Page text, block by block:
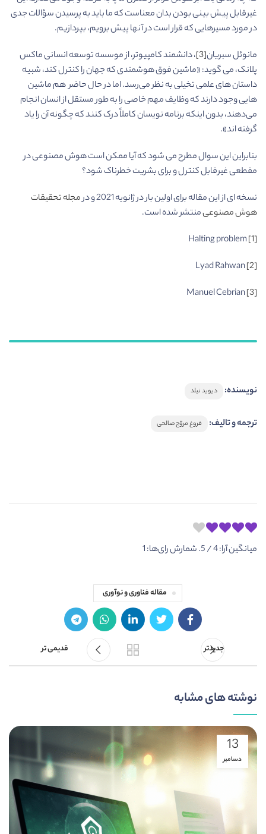
غیرقابل پیش بینی بودن بدان معناست که ما باید به پرسیدن سؤالات جدی
در مورد مسیرهایی که قرار است در آنها پیش برویم، بپردازیم.
مانوئل سبریان[3] ، دانشمند کامپیوتر، از موسسه توسعه انسانی ماکس
پلانک، می گوید: «ماشین فوق هوشمندی که جهان را کنترل کند، شبیه
داستان های علمی تخیلی به نظر می‌رسد. اما در حال حاضر هم ماشین
هایی وجود دارند که وظایف مهم خاصی را به طور مستقل از انسان انجام
می‌دهند، بدون اینکه برنامه نویسان کاملاً درک کنند که چگونه آن را یاد
گرفته اند».
بنابراین این سوال مطرح می شود که آیا ممکن است هوش مصنوعی در
مقطعی غیرقابل کنترل و برای بشریت خطرناک شود؟
نسخه ای از این مقاله برای اولین بار در ژانویه 2021 و در
مجله تحقیقات
هوش مصنوعیمنتشر شده است.
[1]
[2]
[3]
نویسنده: دیوید نیلد
ترجمه و تالیف: فروغ مروّج صالحی
میانگین آرا:4/ 5. شمارش رای‌ها: 1
مقاله فناوری و نوآوری
جدیدتر قدیمی تر
نوشته های مشابه
13
دسامبر